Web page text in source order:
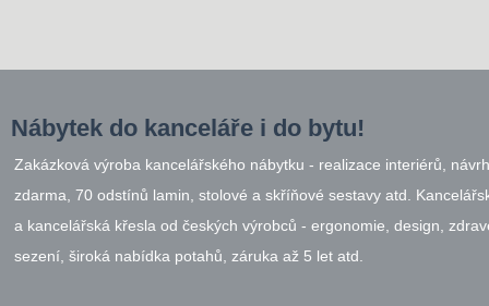
Nábytek do kanceláře i do bytu!
Zakázková výroba kancelářského nábytku - realizace interiérů,
zdarma, 70 odstínů lamin, stolové a skříňové sestavy atd.
a kancelářská křesla od českých výrobců - ergonomie, design,
sezení, široká nabídka potahů, záruka až 5 let atd.